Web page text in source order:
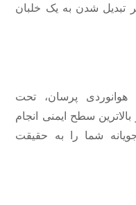
تبدیل شدن به یک خلبان
پرسان، تحت
سطح ایمنی انجام
شما را به حقیقت